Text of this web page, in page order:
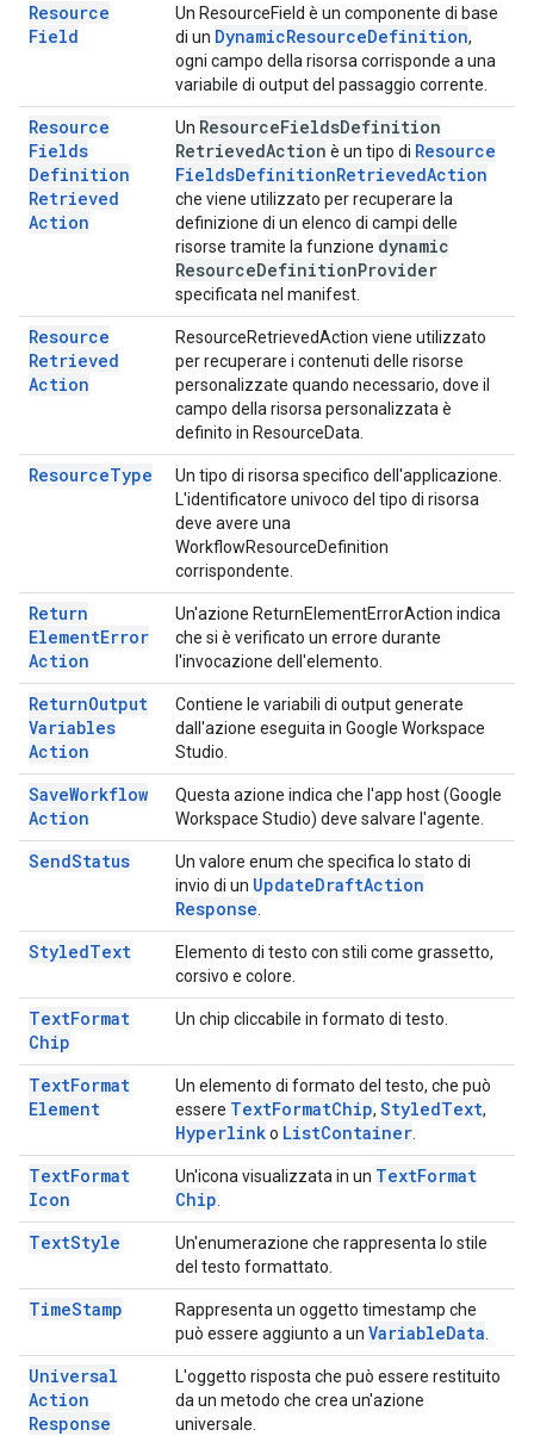
Resource
Field
Un ResourceField è un componente di base
di un DynamicResourceDefinition,
ogni campo della risorsa corrisponde a una
variabile di output del passaggio corrente.
Resource
Fields
Definition
Retrieved
Action
Un ResourceFieldsDefinition
RetrievedAction è un tipo di Resource
FieldsDefinitionRetrievedAction
che viene utilizzato per recuperare la
definizione di un elenco di campi delle
risorse tramite la funzione dynamic
ResourceDefinitionProvider
specificata nel manifest.
Resource
Retrieved
Action
ResourceRetrievedAction viene utilizzato
per recuperare i contenuti delle risorse
personalizzate quando necessario, dove il
campo della risorsa personalizzata è
definito in ResourceData.
ResourceType
Un tipo di risorsa specifico dell'applicazione.
L'identificatore univoco del tipo di risorsa
deve avere una
WorkflowResourceDefinition
corrispondente.
Return
ElementError
Action
Un'azione ReturnElementErrorAction indica
che si è verificato un errore durante
l'invocazione dell'elemento.
ReturnOutput
Variables
Action
Contiene le variabili di output generate
dall'azione eseguita in Google Workspace
Studio.
SaveWorkflow
Action
Questa azione indica che l'app host (Google
Workspace Studio) deve salvare l'agente.
SendStatus
Un valore enum che specifica lo stato di
invio di un UpdateDraftAction
Response
StyledText
Elemento di testo con stili come grassetto,
corsivo e colore.
TextFormat
Chip
Un chip cliccabile in formato di testo.
TextFormat
Element
Un elemento di formato del testo, che può
essere TextFormatChip, StyledText,
Hyperlinko ListContainer
TextFormat
Icon
Un'icona visualizzata in un TextFormat
Chip
TextStyle
Un'enumerazione che rappresenta lo stile
del testo formattato.
TimeStamp
Rappresenta un oggetto timestamp che
può essere aggiunto a un VariableData
Universal
Action
Response
L'oggetto risposta che può essere restituito
da un metodo che crea un'azione
universale.